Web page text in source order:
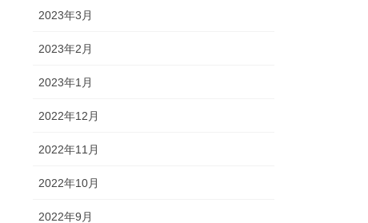
2023年3月
2023年2月
2023年1月
2022年12月
2022年11月
2022年10月
2022年9月